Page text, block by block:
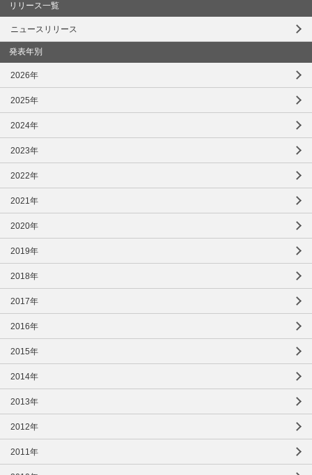
リリース一覧
ニュースリリース
発表年別
2026年
2025年
2024年
2023年
2022年
2021年
2020年
2019年
2018年
2017年
2016年
2015年
2014年
2013年
2012年
2011年